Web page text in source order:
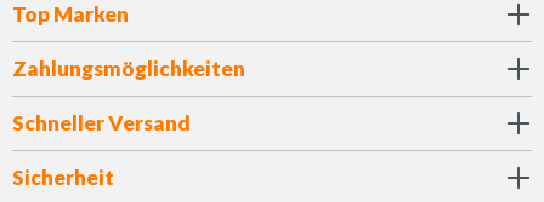
Top Marken
Zahlungsmöglichkeiten
Schneller Versand
Sicherheit